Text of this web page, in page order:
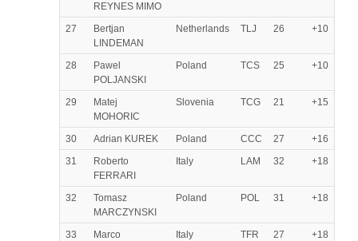
REYNES MIMO
27
Bertjan
LINDEMAN
Netherlands TLJ 26 +10
28
Pawel
POLJANSKI
Poland TCS 25 +10
29
Matej
MOHORIC
Slovenia TCG 21 +15
30 Adrian KUREK Poland CCC 27
+16
31
Roberto
FERRARI
Italy LAM 32 +18
32
Tomasz
MARCZYNSKI
Poland POL 31 +18
33
Marco
Italy TFR 27 +18